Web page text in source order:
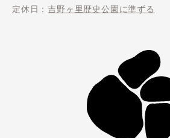
定休日：吉野ヶ里歴史公園に準ずる